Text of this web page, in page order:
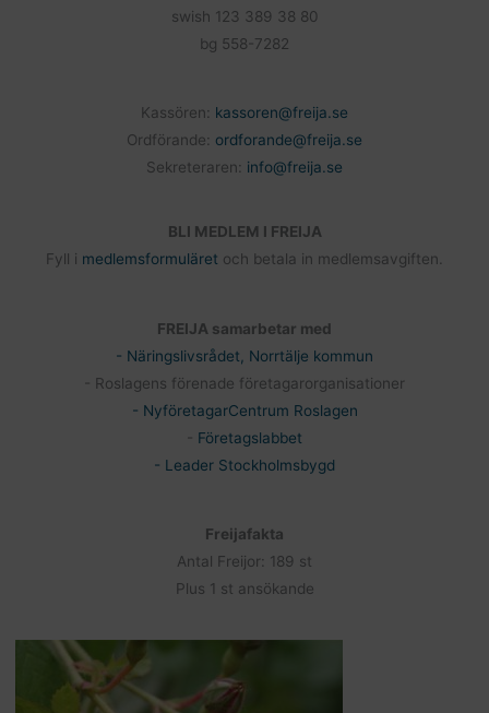
swish 123 389 38 80
bg 558-7282
Kassören: kassoren@freija.se
Ordförande: ordforande@freija.se
Sekreteraren: info@freija.se
BLI MEDLEM I FREIJA
Fyll i medlemsformuläret och betala in medlemsavgiften.
FREIJA samarbetar med
- Näringslivsrådet, Norrtälje kommun
- Roslagens förenade företagarorganisationer
- NyföretagarCentrum Roslagen
Företagslabbet
- Leader Stockholmsbygd
Freijafakta
Antal Freijor: 189 st
Plus 1 st ansökande